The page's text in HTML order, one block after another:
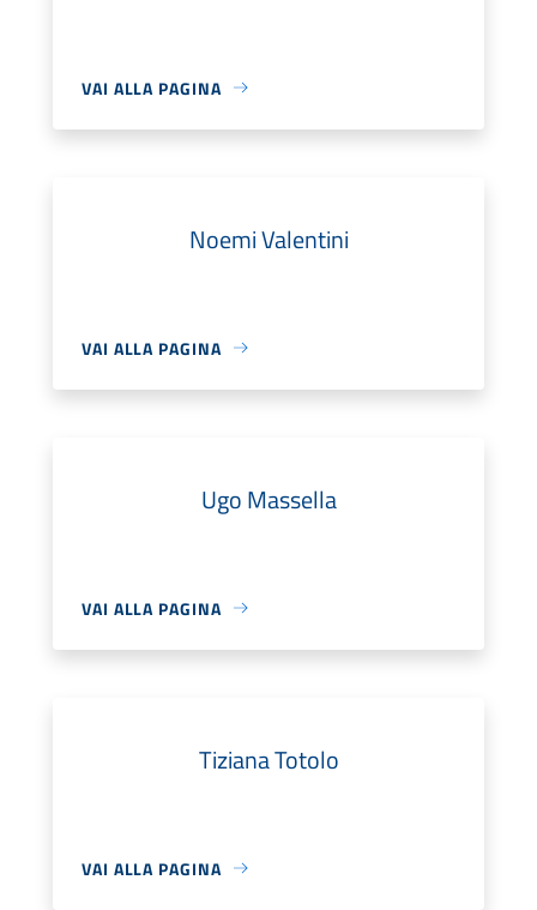
VAI ALLA PAGINA
Noemi Valentini
VAI ALLA PAGINA
Ugo Massella
VAI ALLA PAGINA
Tiziana Totolo
VAI ALLA PAGINA